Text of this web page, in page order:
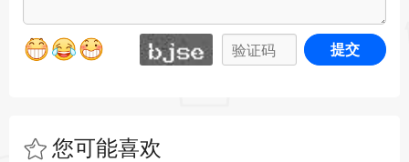
提交
您可能喜欢